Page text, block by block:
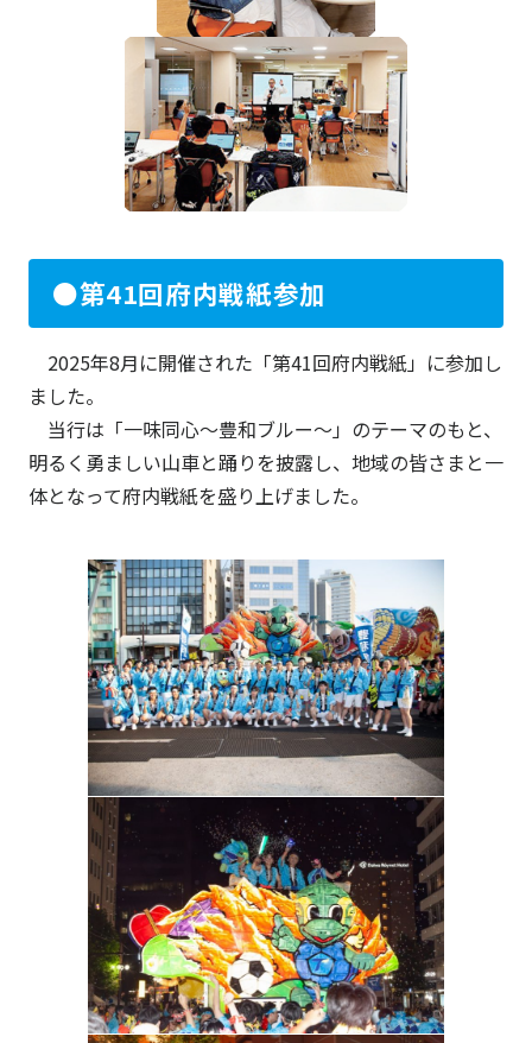
●第41回府内戦紙参加
2025年8月に開催された「第41回府内戦紙」に参加し
ました。
当行は「一味同心～豊和ブルー～」のテーマのもと、
明るく勇ましい山車と踊りを披露し、地域の皆さまと一
体となって府内戦紙を盛り上げました。